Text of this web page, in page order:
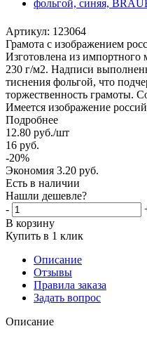
Артикул: 123064
Грамота с изображением
Изготовлена из импортного
230 г/м2. Надписи
тиснения фольгой, что
торжественность грамоты.
Имеется изображение
Подробнее
12.80 руб./шт
16 руб.
-20%
Экономия 3.20 руб.
Есть в наличии
Нашли дешевле?
-
В корзину
Купить в 1 клик
Описание
Отзывы
Правила заказа
Задать вопрос
Описание